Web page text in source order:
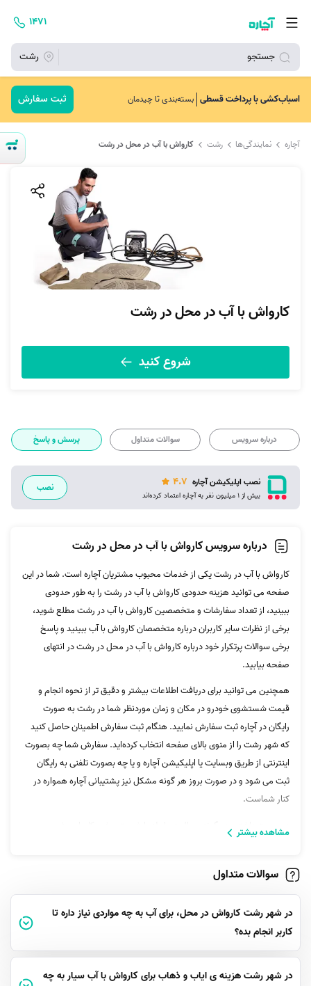
جستجو رشت
۱۴۷۱
اسباب‌کشی با پرداخت قسطی بسته‌بندی تا چیدمان ثبت سفارش
آچاره نمایندگی‌ها رشت کارواش با آب در محل در رشت
کارواش با آب در محل در رشت
شروع کنید
درباره سرویس سوالات متداول پرسش و پاسخ
نصب اپلیکیشن آچاره 4.7
بیش از 1 میلیون نفر به آچاره اعتماد کرده‌اند
نصب
درباره سرویس کارواش با آب در محل در رشت
کارواش با آب در رشت یکی از خدمات محبوب مشتریان آچاره است. شما در این
صفحه می توانید هزینه حدودی کارواش با آب در رشت را به طور حدودی
ببینید، از تعداد سفارشات و متخصصین کارواش با آب در رشت مطلع شوید،
برخی از نظرات سایر کاربران درباره متخصصان کارواش با آب ببینید و پاسخ
برخی سوالات پرتکرار خود درباره کارواش با آب در محل در رشت در انتهای
صفحه بیابید.
همچنین می توانید برای دریافت اطلاعات بیشتر و دقیق تر از نحوه انجام و
قیمت شستشوی خودرو در مکان و زمان موردنظر شما در رشت به صورت
رایگان در آچاره ثبت سفارش نمایید. هنگام ثبت سفارش اطمینان حاصل کنید
که شهر رشت را از منوی بالای صفحه انتخاب کرده‌اید. سفارش شما چه بصورت
اینترنتی از طریق وبسایت یا اپلیکیشن آچاره و یا چه بصورت تلفنی به رایگان
ثبت می شود و در صورت بروز هر گونه مشکل نیز پشتیبانی آچاره همواره در
کنار شماست.
در صورت داشتن هر گونه سوال در رابطه با شست و شو، کاروا، روشویی،
مشاهده بیشتر
سوالات متداول
در شهر رشت کارواش در محل، برای آب به چه مواردی نیاز داره تا
کاربر انجام بده؟
در شهر رشت هزینه ی ایاب و ذهاب برای کارواش با آب سیار به چه